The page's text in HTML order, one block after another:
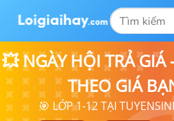
💥 NGÀY HỘI TRẢ
THEO GIÁ
🎯 LỚP 1-12 TẠI